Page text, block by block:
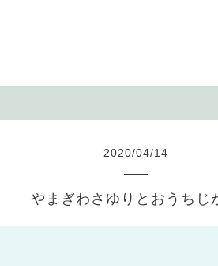
2020/04/14
やまぎわさゆりとおうちじ